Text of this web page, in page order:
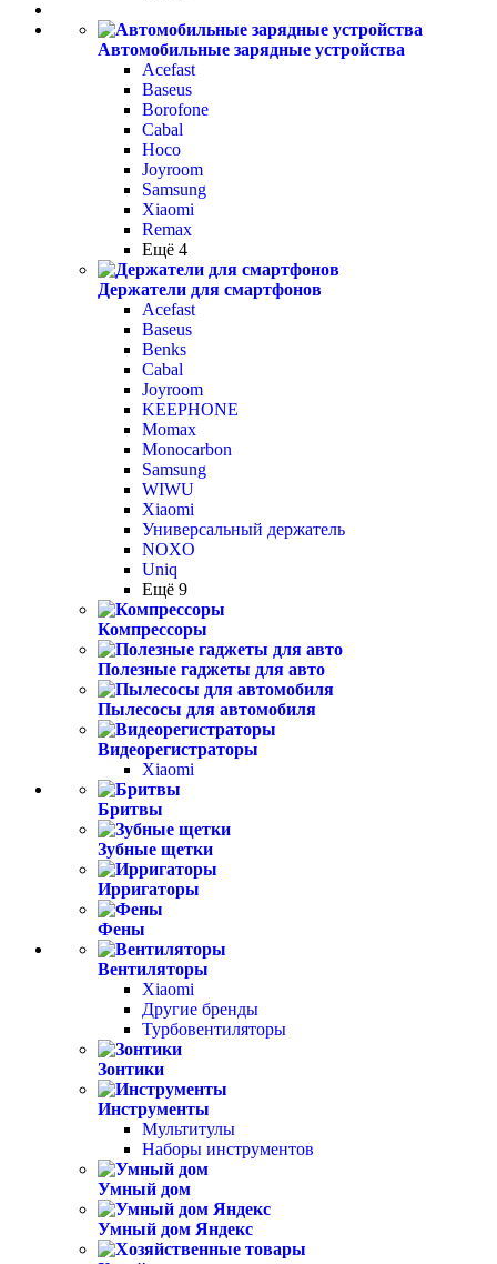
Автомобильные зарядные устройства
Acefast
Baseus
Borofone
Cabal
Hoco
Joyroom
Samsung
Xiaomi
Remax
Ещё 4
Держатели для смартфонов
Acefast
Baseus
Benks
Cabal
Joyroom
KEEPHONE
Momax
Monocarbon
Samsung
WIWU
Xiaomi
Универсальный держатель
NOXO
Uniq
Ещё 9
Компрессоры
Полезные гаджеты для авто
Пылесосы для автомобиля
Видеорегистраторы
Xiaomi
Бритвы
Зубные щетки
Ирригаторы
Фены
Вентиляторы
Xiaomi
Другие бренды
Турбовентиляторы
Зонтики
Инструменты
Мультитулы
Наборы инструментов
Умный дом
Умный дом Яндекс